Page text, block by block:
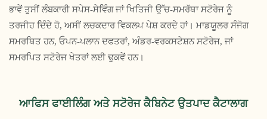
ਭਾਵੇਂ ਤੁਸੀਂ ਲੰਬਕਾਰੀ ਸਪੇਸ-ਸੇਵਿੰਗ ਜਾਂ ਖਿਤਿਜੀ ਉੱਚ-ਸਮਰੱਥਾ ਸਟੋਰੇਜ ਨੂੰ
ਤਰਜੀਹ ਦਿੰਦੇ ਹੋ, ਅਸੀਂ ਲਚਕਦਾਰ ਵਿਕਲਪ ਪੇਸ਼ ਕਰਦੇ ਹਾਂ। ਮਾਡਯੂਲਰ ਸੰਜੋਗ
ਸਮਰਥਿਤ ਹਨ, ਓਪਨ-ਪਲਾਨ ਦਫਤਰਾਂ, ਅੰਡਰ-ਵਰਕਸਟੇਸ਼ਨ ਸਟੋਰੇਜ, ਜਾਂ
ਸਮਰਪਿਤ ਸਟੋਰੇਜ ਖੇਤਰਾਂ ਲਈ ਢੁਕਵੇਂ ਹਨ।
ਆਫਿਸ ਫਾਈਲਿੰਗ ਅਤੇ ਸਟੋਰੇਜ ਕੈਬਿਨੇਟ ਉਤਪਾਦ ਕੈਟਾਲਾਗ